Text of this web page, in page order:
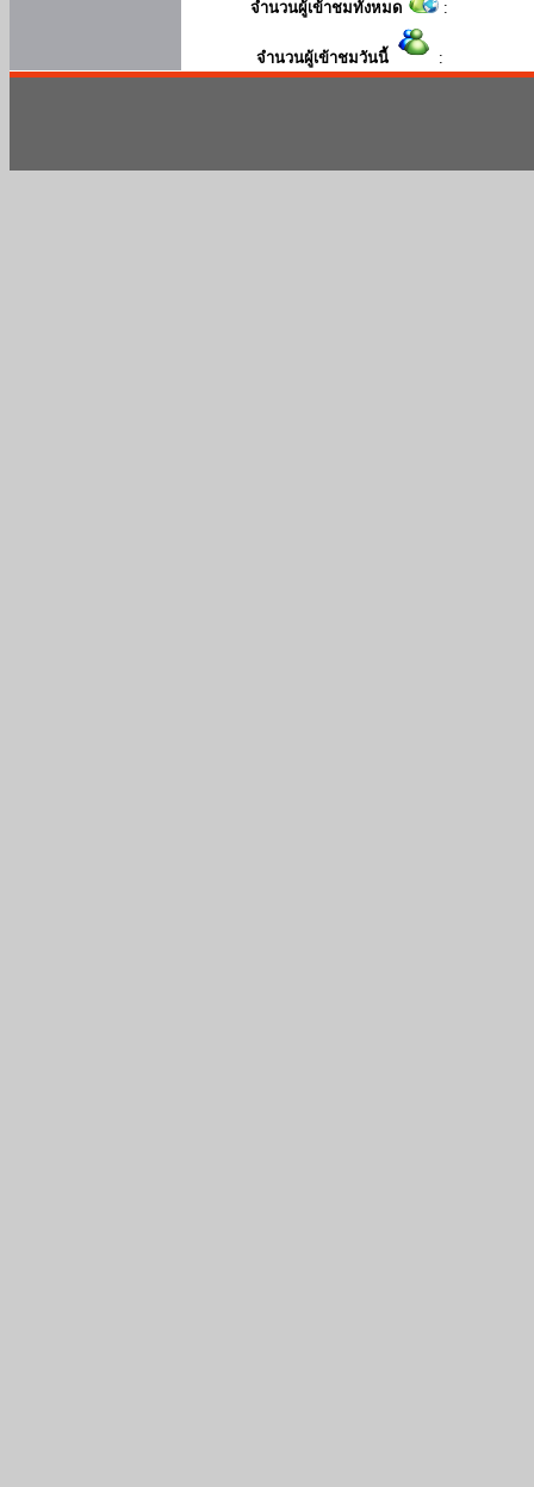
จำนวนผู้เข้าชมทั้งหมด :
จำนวนผู้เข้าชมวันนี้ :